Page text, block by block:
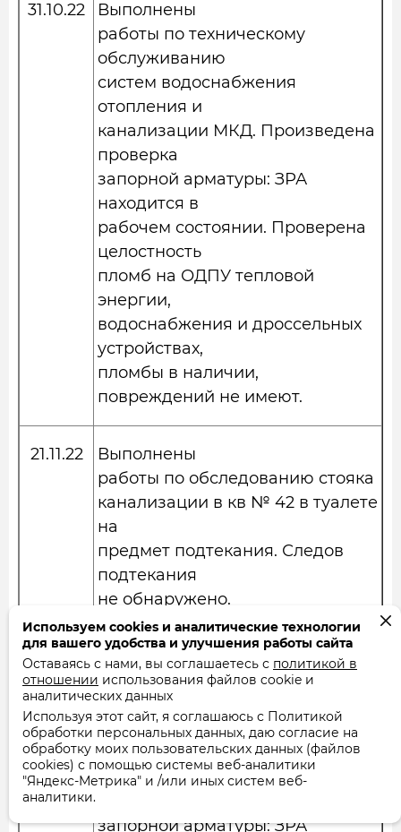
31.10.22
Выполнены
работы по техническому
обслуживанию
систем водоснабжения
отопления и
канализации МКД. Произведена
проверка
запорной арматуры: ЗРА
находится в
рабочем состоянии. Проверена
целостность
пломб на ОДПУ тепловой
энергии,
водоснабжения и дроссельных
устройствах,
пломбы в наличии,
повреждений не имеют.
21.11.22
Выполнены
работы по обследованию стояка
канализации в кв № 42 в туалете
на
предмет подтекания. Следов
подтекания
не обнаружено.
30.11.22
Выполнены
работы по техническому
обслуживанию
систем водоснабжения
отопления и
канализации МКД. Произведена
запорной арматуры: ЗРА
Используем cookies и аналитические технологии
для вашего удобства и улучшения работы сайта
Оставаясь с нами, вы соглашаетесь с политикой в
отношении использования файлов cookie и
аналитических данных
Используя этот сайт, я соглашаюсь с Политикой
обработки персональных данных, даю согласие на
обработку моих пользовательских данных (файлов
cookies) с помощью системы веб-аналитики
"Яндекс-Метрика" и /или иных систем веб-
аналитики.